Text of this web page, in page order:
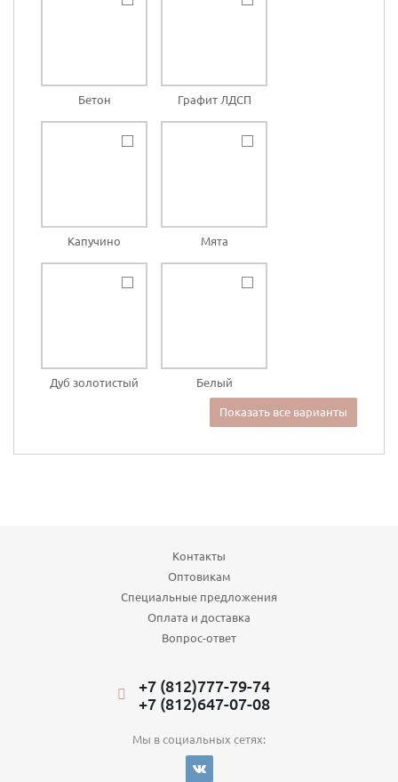
Бетон Графит ЛДСП
Капучино Мята
Дуб золотистый
Белый
Показать все варианты
Контакты
Оптовикам
Специальные предложения
Оплата и доставка
Вопрос-ответ
+7 (812)777-79-74
+7 (812)647-07-08
Мы в социальных сетях: